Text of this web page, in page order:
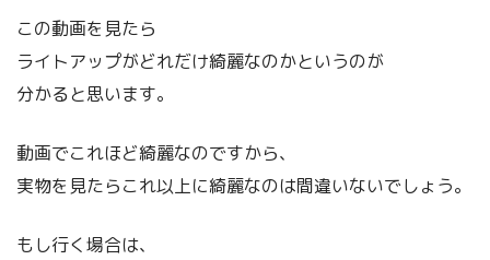
この動画を見たら
ライトアップがどれだけ綺麗なのかというのが
分かると思います。
動画でこれほど綺麗なのですから、
実物を見たらこれ以上に綺麗なのは間違いないでしょう。
もし行く場合は、